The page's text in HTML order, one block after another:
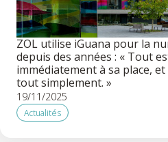
ZOL utilise iGuana pour la
depuis des années : « Tout
immédiatement à sa place,
tout simplement. »
19/11/2025
Actualités